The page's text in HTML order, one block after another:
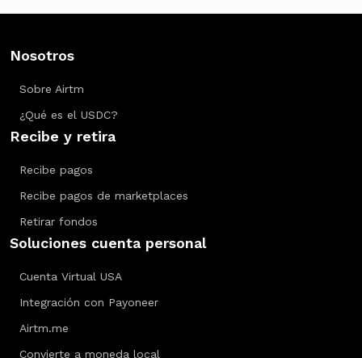
Nosotros
Sobre Airtm
¿Qué es el USDC?
Recibe y retira
Recibe pagos
Recibe pagos de marketplaces
Retirar fondos
Soluciones cuenta personal
Cuenta Virtual USA
Integración con Payoneer
Airtm.me
Convierte a moneda local